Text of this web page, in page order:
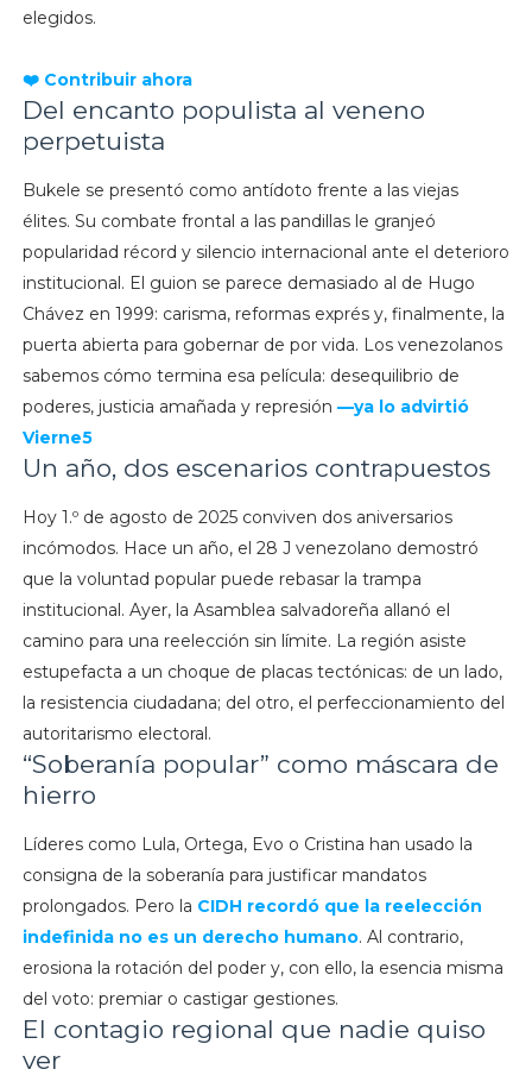
elegidos.
❤️ Contribuir ahora
Del encanto populista al veneno
perpetuista
Bukele se presentó como antídoto frente a las viejas
élites. Su combate frontal a las pandillas le granjeó
popularidad récord y silencio internacional ante el deterioro
institucional. El guion se parece demasiado al de Hugo
Chávez en 1999: carisma, reformas exprés y, finalmente, la
puerta abierta para gobernar de por vida. Los venezolanos
sabemos cómo termina esa película: desequilibrio de
poderes, justicia amañada y represión —ya lo advirtió
Vierne5
Un año, dos escenarios contrapuestos
Hoy 1.º de agosto de 2025 conviven dos aniversarios
incómodos. Hace un año, el 28 J venezolano demostró
que la voluntad popular puede rebasar la trampa
institucional. Ayer, la Asamblea salvadoreña allanó el
camino para una reelección sin límite. La región asiste
estupefacta a un choque de placas tectónicas: de un lado,
la resistencia ciudadana; del otro, el perfeccionamiento del
autoritarismo electoral.
“Soberanía popular” como máscara de
hierro
Líderes como Lula, Ortega, Evo o Cristina han usado la
consigna de la soberanía para justificar mandatos
prolongados. Pero la CIDH recordó que la reelección
indefinida no es un derecho humano. Al contrario,
erosiona la rotación del poder y, con ello, la esencia misma
del voto: premiar o castigar gestiones.
El contagio regional que nadie quiso
ver